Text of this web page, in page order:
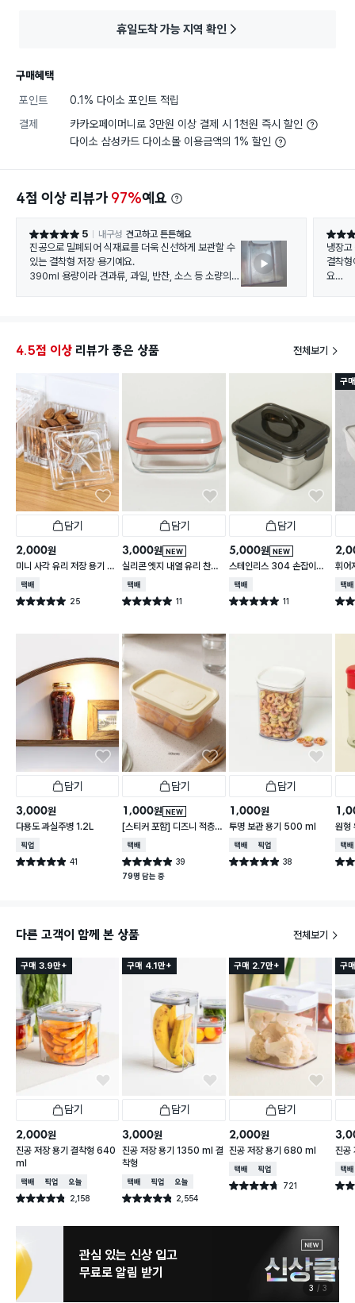
휴일도착 가능 지역 확인
구매혜택
포인트
0.1% 다이소 포인트 적립
결제
카카오페이머니로 3만원 이상 결제 시 1천원 즉시 할인
다이소 삼성카드 다이소몰 이용금액의 1% 할인
4점 이상 리뷰가 97%예요
별점 5점 5 내구성 견고하고 튼튼해요
진공으로 밀폐되어 식재료를 더욱 신선하게 보관할 수
있는 결착형 저장 용기예요.
390ml 용량이라 견과류, 과일, 반찬, 소스 등 소량의
• 390ml 용량으로 소량의 식재료 보관에 적합
• 결착형 뚜껑으로 밀폐력이 우수하고 보관이 편리함
⭐️ 총평 : 소량의 식재료를 더욱 신선하고 깔끔하게 보관
할 수 있어 실용성이 높은 진공 저장 용기예요. 👍
별점 5
냉장
결착형
요
4.5점 이상 리뷰가 좋은 상품 전체보기
담기
2,000원
미니 사각 유리 저장 용기 13
0 ml
택배배송
별점 5.0점 25
건 작성
담기
NEW
3,000원
실리콘 엣지 내열 유리 찬통
550 ml
택배배송
별점 5.0점 11
건 작성
담기
NEW
5,000원
스테인리스 304 손잡이형
대용량 찬통 2.2 L
택배배송
별점 5.0점 11
건 작성
구
휘어
2 L
택배
별점
담기
3,000원
다용도 과실주병 1.2L
매장픽업
별점 4.9점 41
건 작성
담기
NEW
1,000원
[스티커 포함] 디즈니 적층
가능한 말랑핏 600 ml 아
이보리
택배배송
별점 4.9점 39
건 작성
79명 담는 중
담기
1,000원
투명 보관 용기 500 ml
택배배송매장픽업
별점 4.9점 38
건 작성
원형
2개
택배
별점
다른 고객이 함께 본 상품 전체보기
구매 3.9만+
담기
2,000원
진공 저장 용기 결착형 640
ml
택배배송매장픽업오늘배송
별점 4.8점 2,158
건 작성
구매 4.1만+
담기
3,000원
진공 저장 용기 1350 ml 결
착형
택배배송매장픽업오늘배송
별점 4.8점 2,554
건 작성
구매 2.7만+
담기
2,000원
진공 저장 용기 680 ml
택배배송매장픽업
별점 4.7점 721
건 작성
구
진공
택배
별점
관심 있는 신상 입고
무료로 알림 받기
3 3